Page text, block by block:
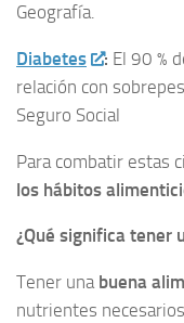
Geografía.
Diabetes : El 90 %
relación con
Seguro Social
Para combatir estas
los hábitos
¿Qué significa tener
Tener una buena
nutrientes